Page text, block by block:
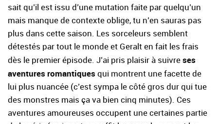
sait qu’il est issu d’une mutation faite par quelqu’un
mais manque de contexte oblige, tu n’en sauras pas
plus dans cette saison. Les sorceleurs semblent
détestés par tout le monde et Geralt en fait les frais
dès le premier épisode. J’ai pris plaisir à suivre ses
aventures romantiques qui montrent une facette de
lui plus nuancée (c’est sympa le côté gros dur qui tue
des monstres mais ça va bien cinq minutes). Ces
aventures amoureuses occupent une certaines partie